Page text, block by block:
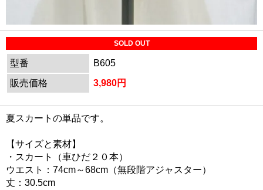
SOLD OUT
型番
B605
販売価格
3,980円
夏スカートの単品です。
【サイズと素材】
・スカート（車ひだ２０本）
ウエスト：74cm～68cm（無段階アジャスター）
丈：30.5cm